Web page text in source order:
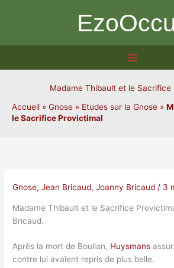
Madame Thibault et le Sacrifice
Accueil » Gnose » Etudes sur la Gnose »
le Sacrifice Provictimal
Gnose,Jean Bricaud,Joanny Bricaud / 3
Madame Thibault et le Sacrifice
Bricaud.
Après la mort de Boullan, Huysmans
contre lui avaient repris de plus belle.